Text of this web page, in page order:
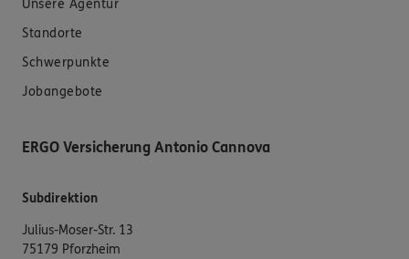
Unsere Agentur
Standorte
Schwerpunkte
Jobangebote
ERGO Versicherung Antonio Cannova
Subdirektion
Julius-Moser-Str. 13
75179 Pforzheim